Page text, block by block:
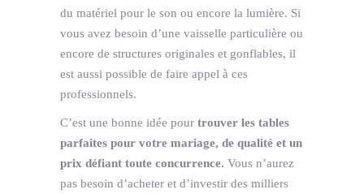
du matériel pour le son ou encore la lumière. Si
vous avez besoin d’une vaisselle particulière ou
encore de structures originales et gonflables, il
est aussi possible de faire appel à ces
professionnels.
C’est une bonne idée pour trouver les tables
parfaites pour votre mariage, de qualité et un
prix défiant toute concurrence. Vous n’aurez
pas besoin d’acheter et d’investir des milliers